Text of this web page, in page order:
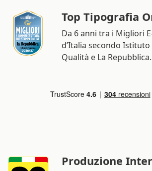
Top Tipografia
Da 6 anni tra i Migliori
d’Italia secondo Istituto
Qualità e La Repubblica.
Produzione